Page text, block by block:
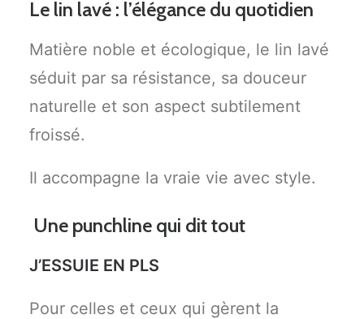
Le lin lavé : l’élégance du quotidien
Matière noble et écologique, le lin lavé
séduit par sa résistance, sa douceur
naturelle et son aspect subtilement
froissé.
Il accompagne la vraie vie avec style.
Une punchline qui dit tout
J’ESSUIE EN PLS
Pour celles et ceux qui gèrent la